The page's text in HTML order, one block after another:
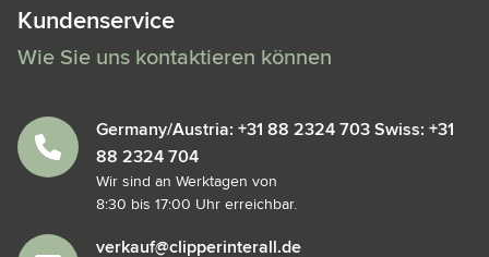
Kundenservice
Wie Sie uns kontaktieren können
Germany/Austria: +31 88 2324 703 Swiss: +31
88 2324 704
Wir sind an Werktagen von
8:30 bis 17:00 Uhr erreichbar.
verkauf@clipperinterall.de